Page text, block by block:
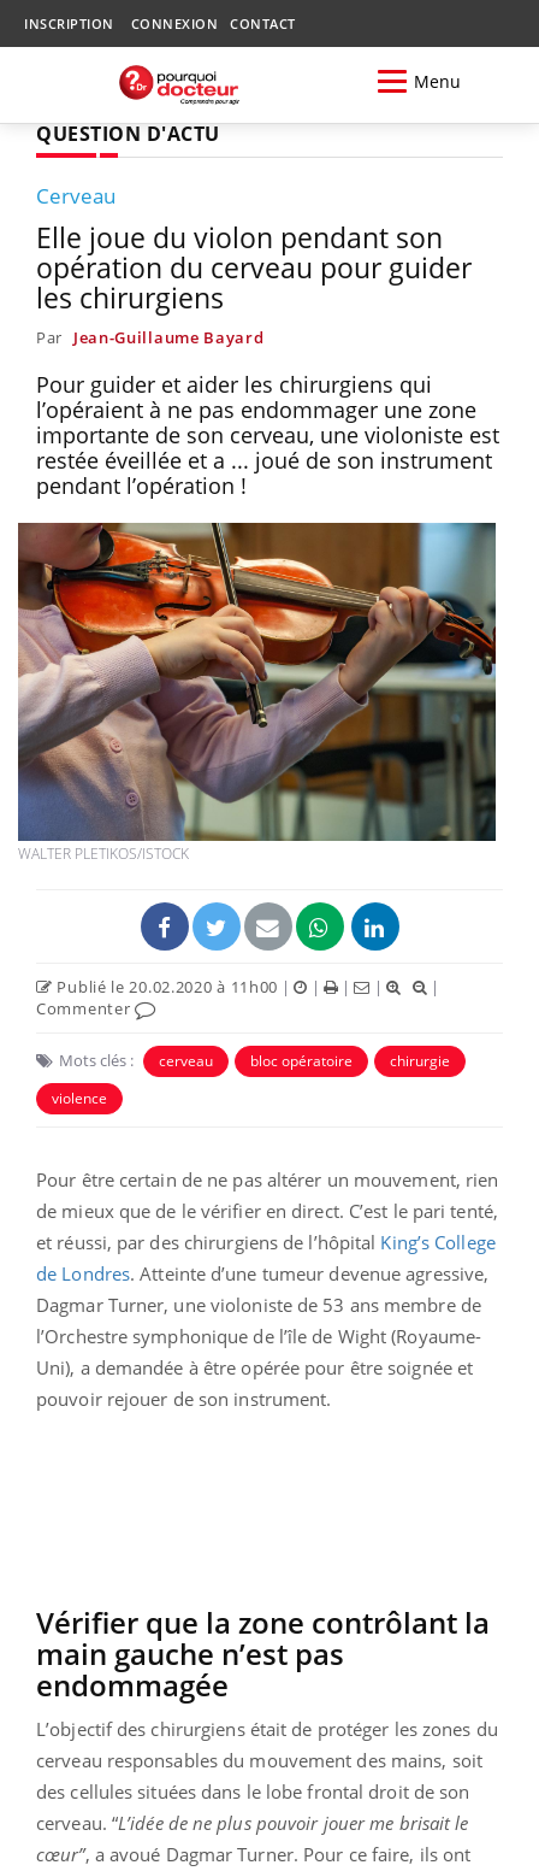
INSCRIPTION CONNEXION CONTACT
Menu
QUESTION D'ACTU
Cerveau
Elle joue du violon pendant son
opération du cerveau pour guider
les chirurgiens
Par Jean-Guillaume Bayard
Pour guider et aider les chirurgiens qui
l’opéraient à ne pas endommager une zone
importante de son cerveau, une violoniste est
restée éveillée et a ... joué de son instrument
pendant l’opération !
WALTER PLETIKOS/ISTOCK
Publié le 20.02.2020 à 11h00 | | | |
|
Commenter
Mots clés : cerveau bloc opératoire
chirurgie
violence
Pour être certain de ne pas altérer un mouvement, rien
de mieux que de le vérifier en direct. C’est le pari tenté,
et réussi, par des chirurgiens de l’hôpital King’s College
de Londres. Atteinte d’une tumeur devenue agressive,
Dagmar Turner, une violoniste de 53 ans membre de
l’Orchestre symphonique de l’île de Wight (Royaume-
Uni), a demandée à être opérée pour être soignée et
pouvoir rejouer de son instrument.
Vérifier que la zone contrôlant la
main gauche n’est pas
endommagée
L’objectif des chirurgiens était de protéger les zones du
cerveau responsables du mouvement des mains, soit
des cellules situées dans le lobe frontal droit de son
cerveau. “L’idée de ne plus pouvoir jouer me brisait le
cœur”, a avoué Dagmar Turner. Pour ce faire, ils ont